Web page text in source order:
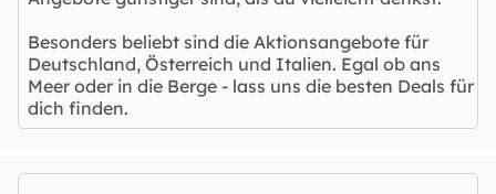
Besonders beliebt sind die Aktionsangebote für
Deutschland, Österreich und Italien. Egal ob ans
Meer oder in die Berge - lass uns die besten Deals für
dich finden.